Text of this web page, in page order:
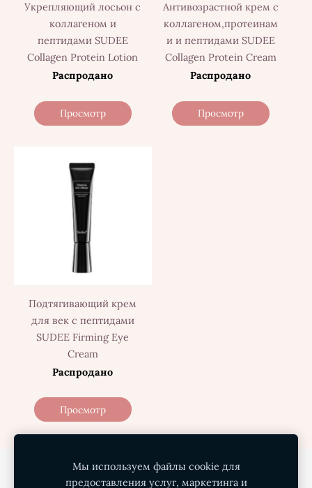
Укрепляющий лосьон с
коллагеном и
пептидами SUDEE
Collagen Protein Lotion
Распродано
Просмотр
Антивозрастной крем с
коллагеном,протеинам
и и пептидами SUDEE
Collagen Protein Cream
Распродано
Просмотр
Подтягивающий крем
для век с пептидами
SUDEE Firming Eye
Cream
Распродано
Просмотр
Политика конфиденциальности
Мы используем файлы cookie для
предоставления услуг, маркетинга и